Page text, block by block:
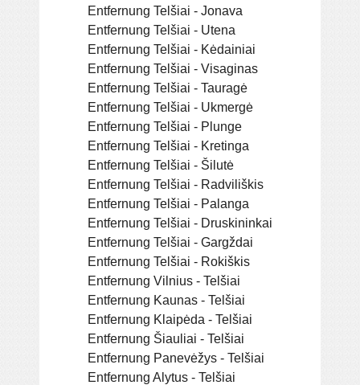
Entfernung Telšiai - Jonava
Entfernung Telšiai - Utena
Entfernung Telšiai - Kėdainiai
Entfernung Telšiai - Visaginas
Entfernung Telšiai - Tauragė
Entfernung Telšiai - Ukmergė
Entfernung Telšiai - Plunge
Entfernung Telšiai - Kretinga
Entfernung Telšiai - Šilutė
Entfernung Telšiai - Radviliškis
Entfernung Telšiai - Palanga
Entfernung Telšiai - Druskininkai
Entfernung Telšiai - Gargždai
Entfernung Telšiai - Rokiškis
Entfernung Vilnius - Telšiai
Entfernung Kaunas - Telšiai
Entfernung Klaipėda - Telšiai
Entfernung Šiauliai - Telšiai
Entfernung Panevėžys - Telšiai
Entfernung Alytus - Telšiai